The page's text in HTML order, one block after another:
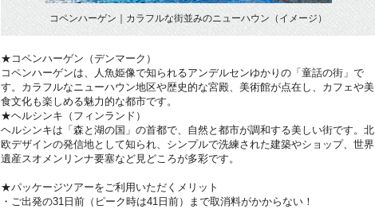
コペンハーゲン｜カラフルな街並みのニューハウン（イメージ）
★コペンハーゲン（デンマーク）
コペンハーゲンは、人魚姫像で知られるアンデルセンゆかりの「童話の街」で
す。カラフルなニューハウン地区や歴史的な宮殿、美術館が点在し、カフェや美
食文化も楽しめる魅力的な都市です。
★ヘルシンキ（フィンランド）
ヘルシンキは「森と湖の国」の首都で、自然と都市が調和する美しい街です。北
欧デザインの発信地として知られ、シンプルで洗練された建築やショップ、世界
遺産スオメンリンナ要塞など見どころが多彩です。
★パッケージツアーをご利用いただくメリット
・ご出発の31日前（ピーク時は41日前）まで取消料がかからない！